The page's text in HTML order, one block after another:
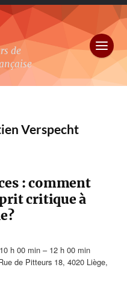
de
Verspecht
: comment
critique à
h 00 min – 12 h 00 min
de Pitteurs 18, 4020 Liège,